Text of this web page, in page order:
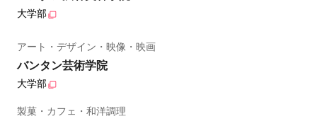
大学部
アート・デザイン・映像・映画
バンタン芸術学院
大学部
製菓・カフェ・和洋調理